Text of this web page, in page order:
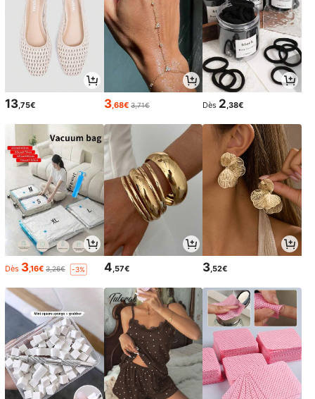
13,75€ 3,68€ 3,71€ Dès 2,38€
Dès 3,16€ 3,26€ -3% 4,57€ 3,52€